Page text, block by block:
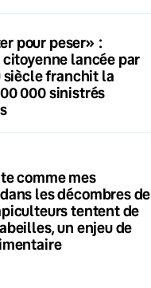
pour peser» :
citoyenne lancée par
siècle franchit la
000 sinistrés
comme mes
les décombres de
tentent de
un enjeu de